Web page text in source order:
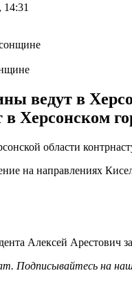
ведут в
Херсонском
области
на направлениях
Алексей Арестович
Подписывайтесь на